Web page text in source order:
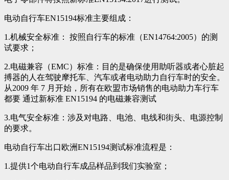
电动自行车EN15194标准主要组成：
1.机械安全标准： 按照自行车的标准（EN14764:2005）的测
试要求；
2.电磁兼容（EMC）标准：目的是确保使用助听器或者心脏起
搏器的人在驾驶摩托车、汽车或者电动助力自行车时的安全。
从2009 年 7 月开始，所有在欧盟市场销售的电动助力车行车
都要 通过新标准 EN15194 的电磁兼容测试
3.电气安全标准：涉及对电路、电池、电线和街头、电源控制
的要求。
电动自行车出口欧洲EN15194测试标准流程是：
1.提供1个电动自行车成品样品到我们实验室；